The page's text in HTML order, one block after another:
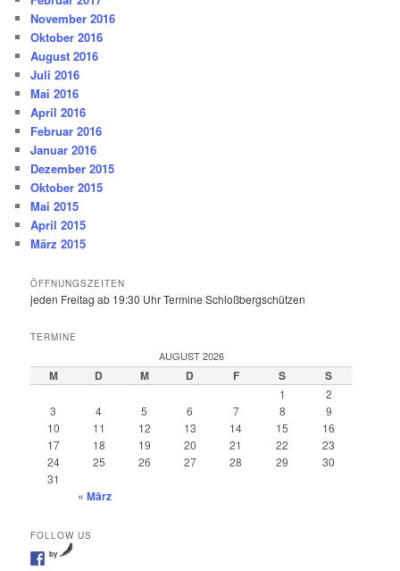
November 2016
Oktober 2016
August 2016
Juli 2016
Mai 2016
April 2016
Februar 2016
Januar 2016
Dezember 2015
Oktober 2015
Mai 2015
April 2015
März 2015
ÖFFNUNGSZEITEN
jeden Freitag ab 19:30 Uhr Termine Schloßbergschützen
TERMINE
AUGUST 2026
M D M D F S S
1
2
3
4 5 6 7 8
9
10
11 12 13 14 15
16
17
18 19 20 21 22
23
24
25 26 27 28 29
30
31
« März
FOLLOW US
by